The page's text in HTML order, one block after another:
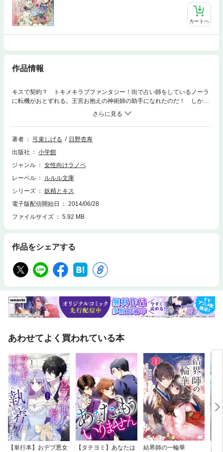
カートへ
作品情報
キスで契約？ トキメキラブファンタジー！街で占い師をしているノーラ
に転機がおとずれる。王宮お抱えの神術師の助手になれたのだ！ しか
し、“王宮お抱え”ともなれば、儲かるに違いないと喜ぶノーラに告げられ
た仕事は――初対面で、いきなり脱げと迫ってきた美貌の神術師・レノッ
クスの雑用係で！？ おまけに、その雑用が勝手に動き回る人形の世話？
突然の非日常とセクハラに振り回されつつ、ノーラが知る新たな世界と
リティのイラストが収録されています。
著者 弓束しげる
日野杏寿
出版社
小学館
ジャンル
女性向けラノベ
レーベル
ルルル文庫
シリーズ
妖精とキス
電子版配信開始日
2014/06/28
ファイルサイズ
5.92 MB
作品をシェアする
あわせてよく買われている本
【単行本】おデブ悪女
【タテヨミ】あなたは
結界師の一輪華
バ